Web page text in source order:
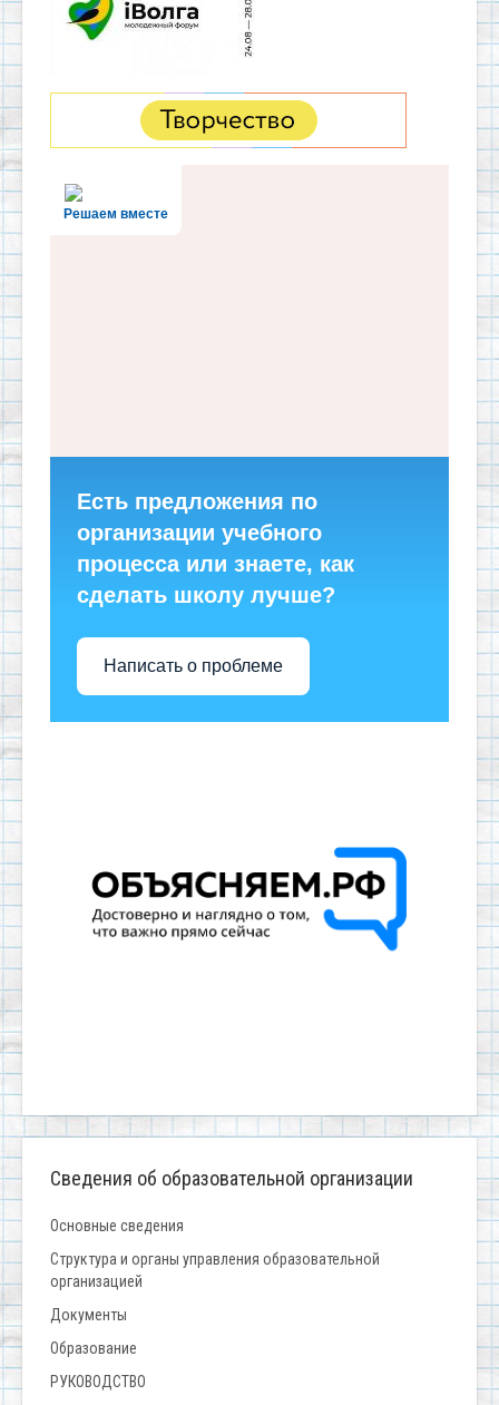
Решаем вместе
Есть предложения по
организации учебного
процесса или знаете, как
сделать школу лучше?
Написать о проблеме
Сведения об образовательной организации
Основные сведения
Структура и органы управления образовательной
организацией
Документы
Образование
РУКОВОДСТВО